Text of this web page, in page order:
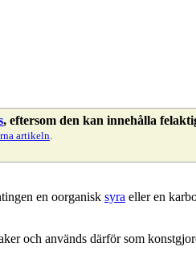
, eftersom den kan innehålla
artikeln
en oorganisk syra eller en
och används därför som